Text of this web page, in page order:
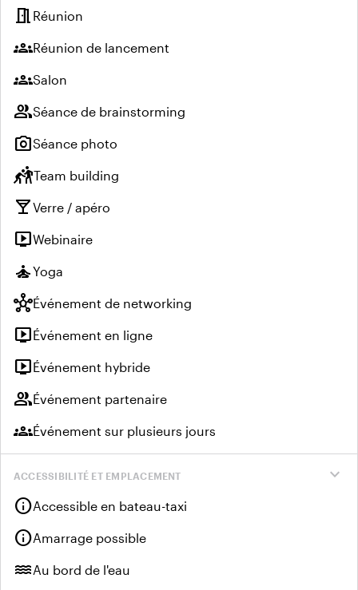
meeting_room Réunion
groupsRéunion de lancement
groupsSalon
groupSéance de brainstorming
photo_cameraSéance photo
sports_kabaddiTeam building
local_barVerre / apéro
live_tvWebinaire
self_improvementYoga
hubÉvénement de networking
live_tvÉvénement en ligne
live_tvÉvénement hybride
groupÉvénement partenaire
groupsÉvénement sur plusieurs jours
expand_more
ACCESSIBILITÉ ET EMPLACEMENT
infoAccessible en bateau-taxi
infoAmarrage possible
waterAu bord de l'eau